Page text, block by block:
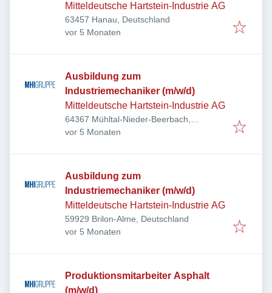
Mitteldeutsche Hartstein-Industrie AG
63457 Hanau, Deutschland
Veröffentlicht:
vor 5 Monaten
Ausbildung zum
Industriemechaniker (m/w/d)
Mitteldeutsche Hartstein-Industrie AG
64367 Mühltal-Nieder-Beerbach,
Deutschland
Veröffentlicht:
vor 5 Monaten
Ausbildung zum
Industriemechaniker (m/w/d)
Mitteldeutsche Hartstein-Industrie AG
59929 Brilon-Alme, Deutschland
Veröffentlicht:
vor 5 Monaten
Produktionsmitarbeiter Asphalt
(m/w/d)